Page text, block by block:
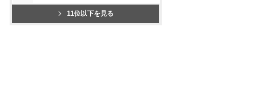
11位以下を見る